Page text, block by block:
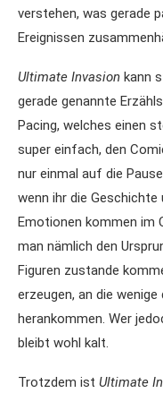
verstehen, was gerade
Ereignissen
Ultimate Invasion kann
gerade genannte
Pacing, welches einen
super einfach, den
nur einmal auf die
wenn ihr die
Emotionen kommen im
man nämlich den
Figuren zustande
erzeugen, an die
herankommen. Wer
bleibt wohl kalt.
Trotzdem ist Ultimate